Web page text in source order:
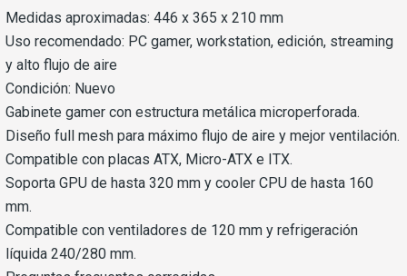
Medidas aproximadas: 446 x 365 x 210 mm
Uso recomendado: PC gamer, workstation, edición, streaming
y alto flujo de aire
Condición: Nuevo
Gabinete gamer con estructura metálica microperforada.
Diseño full mesh para máximo flujo de aire y mejor ventilación.
Compatible con placas ATX, Micro-ATX e ITX.
Soporta GPU de hasta 320 mm y cooler CPU de hasta 160
mm.
Compatible con ventiladores de 120 mm y refrigeración
líquida 240/280 mm.